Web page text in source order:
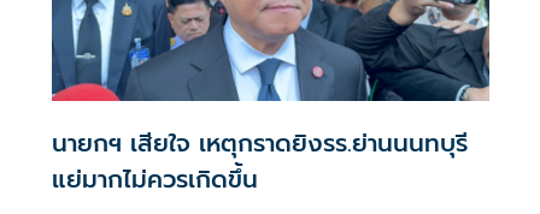
นายกฯ เสียใจ เหตุกราดยิงรร.ย่านนนทบุรี
แย่มากไม่ควรเกิดขึ้น